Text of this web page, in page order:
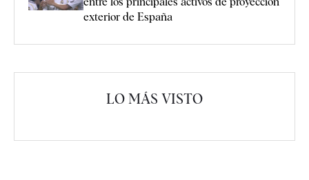
exterior de España
LO MÁS VISTO